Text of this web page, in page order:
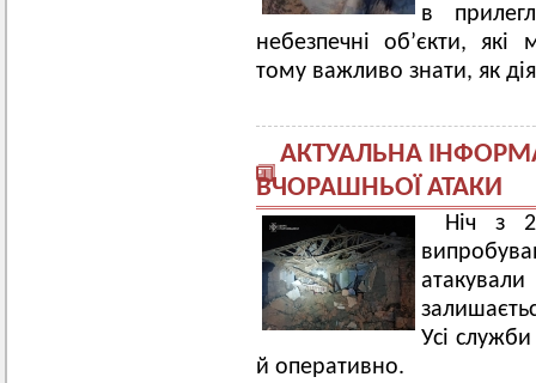
в
небезпечні об’єкти,
тому важливо знати, як
АКТУАЛЬНА
ВЧОРАШНЬОЇ АТАКИ
Ніч з
атакували
Усі
й оперативно.